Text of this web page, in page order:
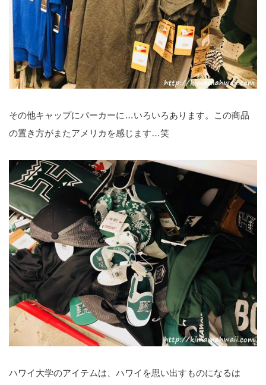
その他キャップにパーカーに…いろいろあります。この商品
の置き方がまたアメリカを感じます…笑
ハワイ大学のアイテムは、ハワイを思い出すものになるは